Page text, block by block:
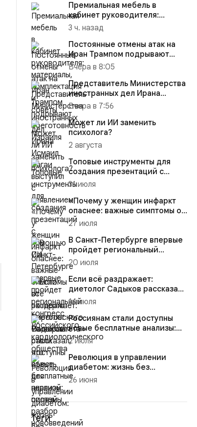
Премиальная мебель в
кабинет руководителя:
материалы, комплектация и
3 ч. назад
Постоянные отмены атак на
Иран Трампом подрывают
боеготовность Израиля
Вчера в 8:05
Представитель Министерства
иностранных дел Ирана
Исмаил Багаи выступил с зая...
Вчера в 7:56
Может ли ИИ заменить
психолога?
2 августа
Топовые инструменты для
создания презентаций с
помощью ИИ
31 июля
«Почему у женщин инфаркт
опаснее: важные симптомы от
эксперта Пироговского У...
27 июля
В Санкт-Петербурге впервые
пройдет региональный
конгресс Российского
кардиол...
20 июля
Если всё раздражает:
диетолог Садыков рассказал,
что съесть для нервной сист...
14 июля
Россиянам стали доступны
новые бесплатные анализы:
полный разбор нововведени...
2 июля
Революция в управлении
диабетом: жизнь без
ограничений с Freestyle Libre
26 июня
Теги